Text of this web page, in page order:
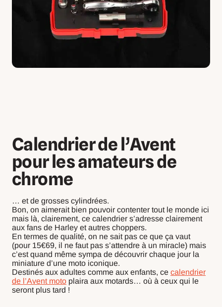
Calendrier de l’Avent
pour les amateurs de
chrome
… et de grosses cylindrées.
Bon, on aimerait bien pouvoir contenter tout le monde ici
mais là, clairement, ce calendrier s’adresse clairement
aux fans de Harley et autres choppers.
En termes de qualité, on ne sait pas ce que ça vaut
(pour 15€69, il ne faut pas s’attendre à un miracle) mais
c’est quand même sympa de découvrir chaque jour la
miniature d’une moto iconique.
Destinés aux adultes comme aux enfants, ce calendrier
de l’Avent moto plaira aux motards… où à ceux qui le
seront plus tard !